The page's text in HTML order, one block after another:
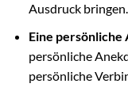
Ausdruck bringen.
Eine
persönliche
persönliche